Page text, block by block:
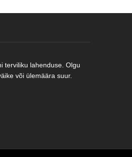
terviliku lahenduse. Olgu
või ülemäära suur.